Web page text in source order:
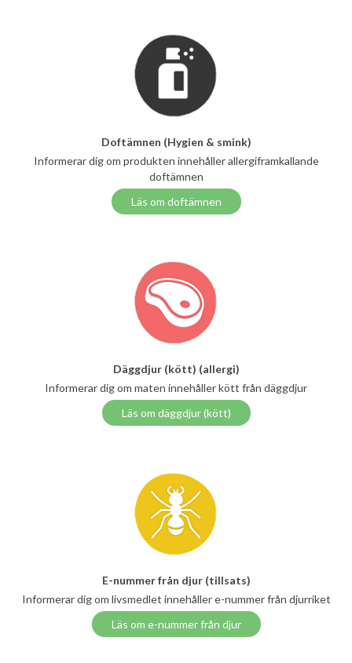
Doftämnen (Hygien & smink)
Informerar dig om produkten innehåller allergiframkallande
doftämnen
Läs om doftämnen
Däggdjur (kött) (allergi)
Informerar dig om maten innehåller kött från däggdjur
Läs om däggdjur (kött)
E-nummer från djur (tillsats)
Informerar dig om livsmedlet innehåller e-nummer från djurriket
Läs om e-nummer från djur